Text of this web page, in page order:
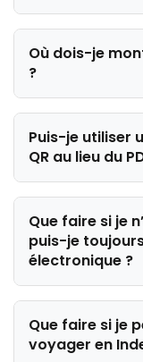
Où dois-je
?
Puis-je utiliser
QR au lieu du
Que faire si je
puis-je
électronique ?
Que faire si je
voyager en